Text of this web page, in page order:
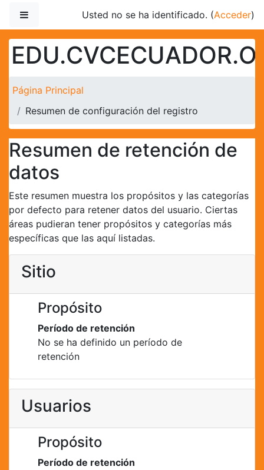
Panel lateralUsted no se ha identificado. (Acceder)
Página Principal
Resumen de configuración del registro
Resumen de retención de
datos
Este resumen muestra los propósitos y las categorías
por defecto para retener datos del usuario. Ciertas
áreas pudieran tener propósitos y categorías más
específicas que las aquí listadas.
Sitio
Propósito
Período de retención
No se ha definido un período de
retención
Usuarios
Propósito
Período de retención